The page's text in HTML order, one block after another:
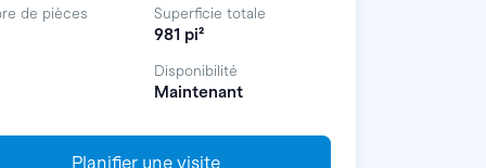
de pièces Superficie totale
981 pi²
Disponibilité
Maintenant
Planifier une visite